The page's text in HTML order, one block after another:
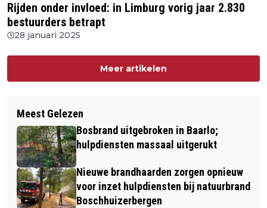
Rijden onder invloed: in Limburg vorig jaar 2.830
bestuurders betrapt
28 januari 2025
Meer artikelen
Meest Gelezen
Bosbrand uitgebroken in Baarlo;
hulpdiensten massaal uitgerukt
Nieuwe brandhaarden zorgen opnieuw
voor inzet hulpdiensten bij natuurbrand
Boschhuizerbergen